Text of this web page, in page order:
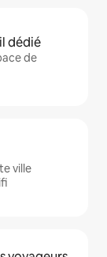
dédié
de
ville